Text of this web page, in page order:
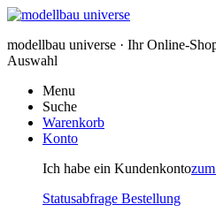
modellbau universe · Ihr Online-
Auswahl
Menu
Suche
Warenkorb
Konto
Ich habe ein Kundenkonto
Statusabfrage Bestellung